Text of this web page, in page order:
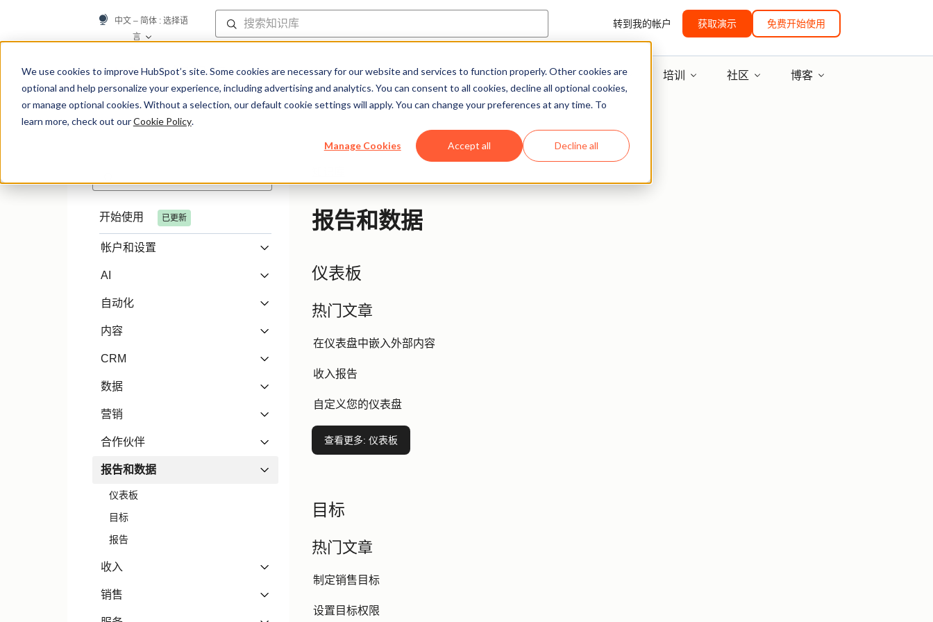
We use cookies to improve HubSpot’s site. Some cookies are necessary for our website and services to function properly. Other cookies are
optional and help personalize your experience, including advertising and analytics. You can consent to all cookies, decline all optional cookies,
or manage optional cookies. Without a selection, our default cookie settings will apply. You can change your preferences at any time. To
learn more, check out ourCookie Policy.
Manage Cookies Accept all Decline all
中文 – 简体 : 选择语
言
转到我的帐户 获取演示 免费开始使用
知识库 帮助中心 文档 培训 社区 博客
开始使用 已更新
帐户和设置
AI
自动化
内容
CRM
数据
营销
合作伙伴
报告和数据
仪表板
目标
报告
收入
销售
报告和数据
仪表板
热门文章
在仪表盘中嵌入外部内容
收入报告
自定义您的仪表盘
查看更多: 仪表板
目标
热门文章
制定销售目标
设置目标权限